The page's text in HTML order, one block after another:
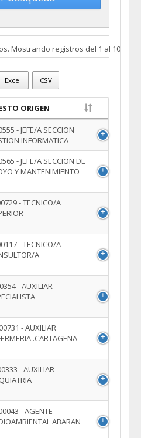
Mostrando registros del 1 al 10
Excel CSV
ORIGEN
- JEFE/A SECCION
INFORMATICA
- JEFE/A SECCION DE
Y MANTENIMIENTO
- TECNICO/A
- TECNICO/A
A
- AUXILIAR
- AUXILIAR
.CARTAGENA
- AUXILIAR
- AGENTE
ABARAN